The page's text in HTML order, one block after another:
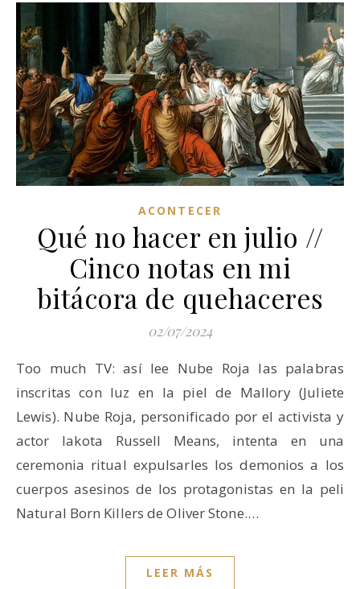
ACONTECER
Qué no hacer en julio //
Cinco notas en mi
bitácora de quehaceres
02/07/2024
Too much TV: así lee Nube Roja las palabras
inscritas con luz en la piel de Mallory (Juliete
Lewis). Nube Roja, personificado por el activista y
actor lakota Russell Means, intenta en una
ceremonia ritual expulsarles los demonios a los
cuerpos asesinos de los protagonistas en la peli
Natural Born Killers de Oliver Stone.…
LEER MÁS